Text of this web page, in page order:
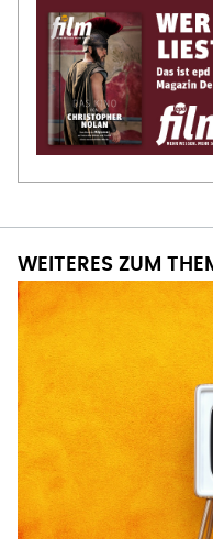
WEITERES ZUM